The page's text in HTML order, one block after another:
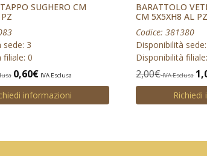
SUGHERO CM
sede: 3
filiale: 0
0,60€ IVA Esclusa
informazioni
BARATTOLO
CM 5X5XH8 AL PZ
Codice: 381380
Disponibilità sede:
Disponibilità
2,00€ IVA Esclusa